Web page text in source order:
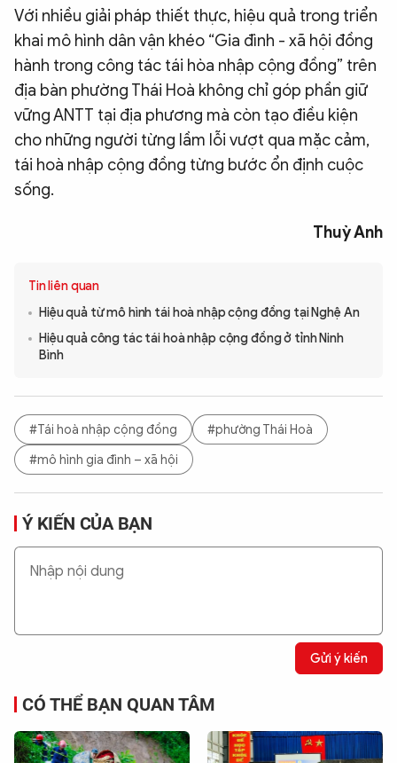
Với nhiều giải pháp thiết thực, hiệu quả trong triển
khai mô hình dân vận khéo “Gia đình - xã hội đồng
hành trong công tác tái hòa nhập cộng đồng” trên
địa bàn phường Thái Hoà không chỉ góp phần giữ
vững ANTT tại địa phương mà còn tạo điều kiện
cho những người từng lầm lỗi vượt qua mặc cảm,
tái hoà nhập cộng đồng từng bước ổn định cuộc
sống.
Thuỳ Anh
Tin liên quan
Hiệu quả từ mô hình tái hoà nhập cộng đồng tại Nghệ An
Hiệu quả công tác tái hoà nhập cộng đồng ở tỉnh Ninh
Bình
#Tái hoà nhập cộng đồng
#phường Thái Hoà
#mô hình gia đình – xã hội
Ý KIẾN CỦA BẠN
Gửi ý kiến
CÓ THỂ BẠN QUAN TÂM